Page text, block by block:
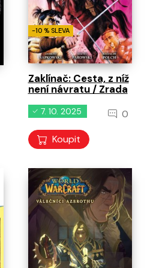
-10 % SLEVA
Zaklínač: Cesta, z níž
není návratu / Zrada
7. 10. 2025 0
Koupit